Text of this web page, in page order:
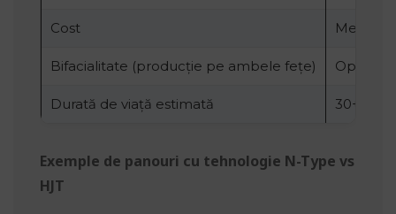
Cost
Bifacialitate (producție pe ambele fețe)
Durată de viață estimată 30+ ani
Exemple de panouri cu tehnologie N-Type vs
HJT